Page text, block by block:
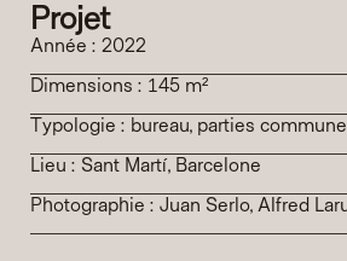
Projet
Année : 2022
Dimensions : 145 m²
Typologie : bureau, parties
Lieu : Sant Martí, Barcelone
Photographie : Juan Serlo, Alfred